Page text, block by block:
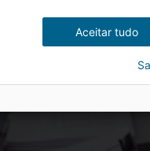
Aceitar tudo